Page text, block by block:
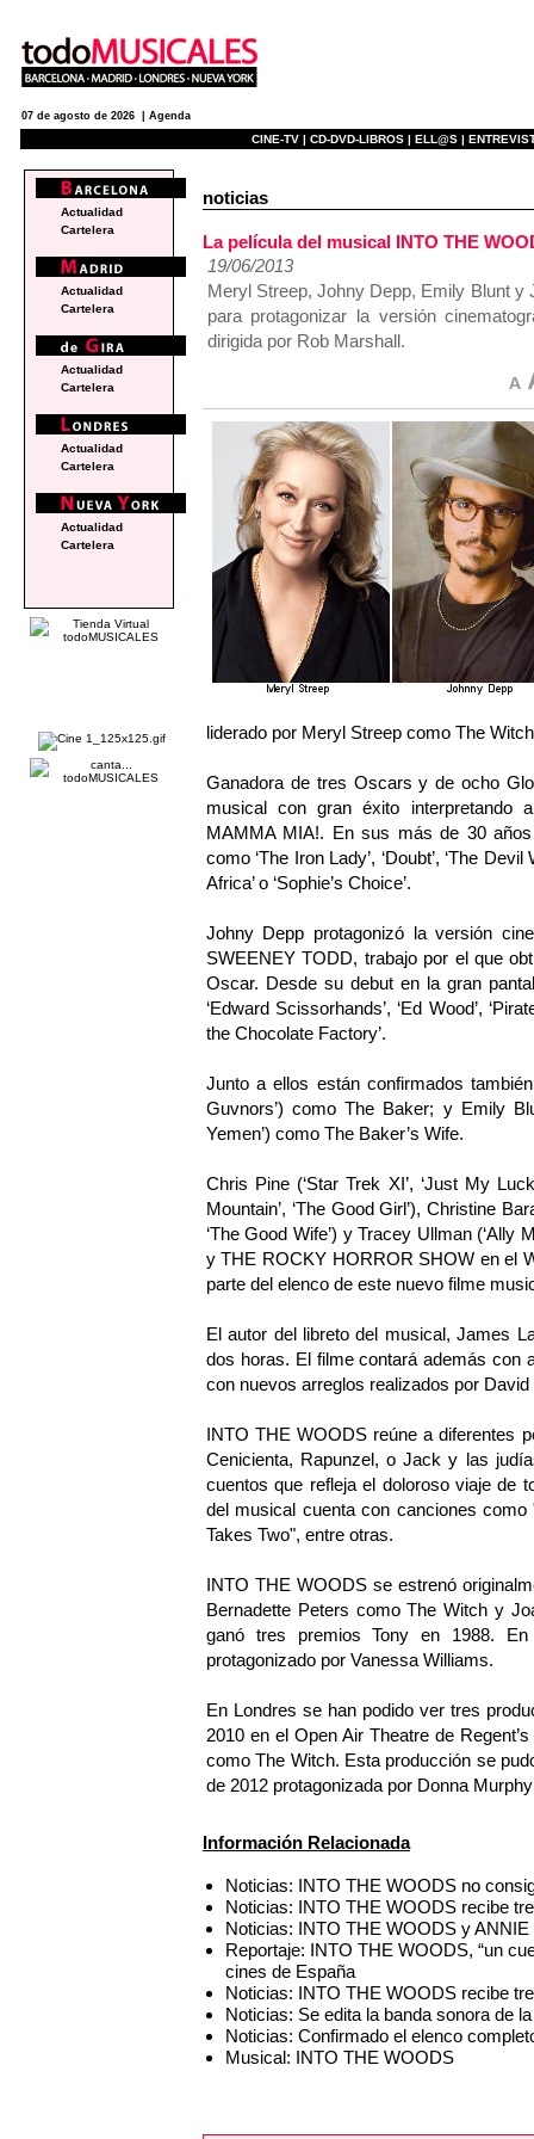
07 de agosto de 2026 | Agenda
CINE-TV | CD-DVD-LIBROS | ELL@S |
noticias
La película del musical INTO THE
19/06/2013
Meryl Streep, Johny Depp, Emily Blunt
para protagonizar la versión
dirigida por Rob Marshall.
liderado por Meryl Streep como The
Ganadora de tres Oscars y de ocho
musical con gran éxito interpretando
MAMMA MIA!. En sus más de 30
como ‘The Iron Lady’, ‘Doubt’, ‘The
Africa’ o ‘Sophie’s Choice’.
Johny Depp protagonizó la versión
SWEENEY TODD, trabajo por el que
Oscar. Desde su debut en la gran
‘Edward Scissorhands’, ‘Ed Wood’,
the Chocolate Factory’.
Junto a ellos están confirmados
Guvnors’) como The Baker; y Emily
Yemen’) como The Baker’s Wife.
Chris Pine (‘Star Trek XI’, ‘Just My
Mountain’, ‘The Good Girl’), Christine
‘The Good Wife’) y Tracey Ullman (‘Ally
y THE ROCKY HORROR SHOW en el
parte del elenco de este nuevo filme
El autor del libreto del musical, James
dos horas. El filme contará además con
con nuevos arreglos realizados por
INTO THE WOODS reúne a diferentes
Cenicienta, Rapunzel, o Jack y las
cuentos que refleja el doloroso viaje de
del musical cuenta con canciones
Takes Two", entre otras.
INTO THE WOODS se estrenó
Bernadette Peters como The Witch y
ganó tres premios Tony en 1988.
protagonizado por Vanessa Williams.
En Londres se han podido ver tres
2010 en el Open Air Theatre de
como The Witch. Esta producción se
de 2012 protagonizada por Donna
Información Relacionada
Noticias: INTO THE WOODS no
Noticias: INTO THE WOODS recibe
Noticias: INTO THE WOODS y
Reportaje: INTO THE WOODS, “un
cines de España
Noticias: INTO THE WOODS recibe
Noticias: Se edita la banda sonora de
Noticias: Confirmado el elenco
Musical: INTO THE WOODS
Actualidad
Cartelera
Actualidad
Cartelera
Actualidad
Cartelera
Actualidad
Cartelera
Actualidad
Cartelera